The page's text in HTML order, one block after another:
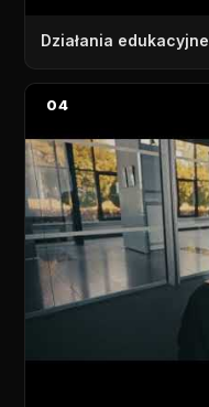
Działania edukacyjne
04